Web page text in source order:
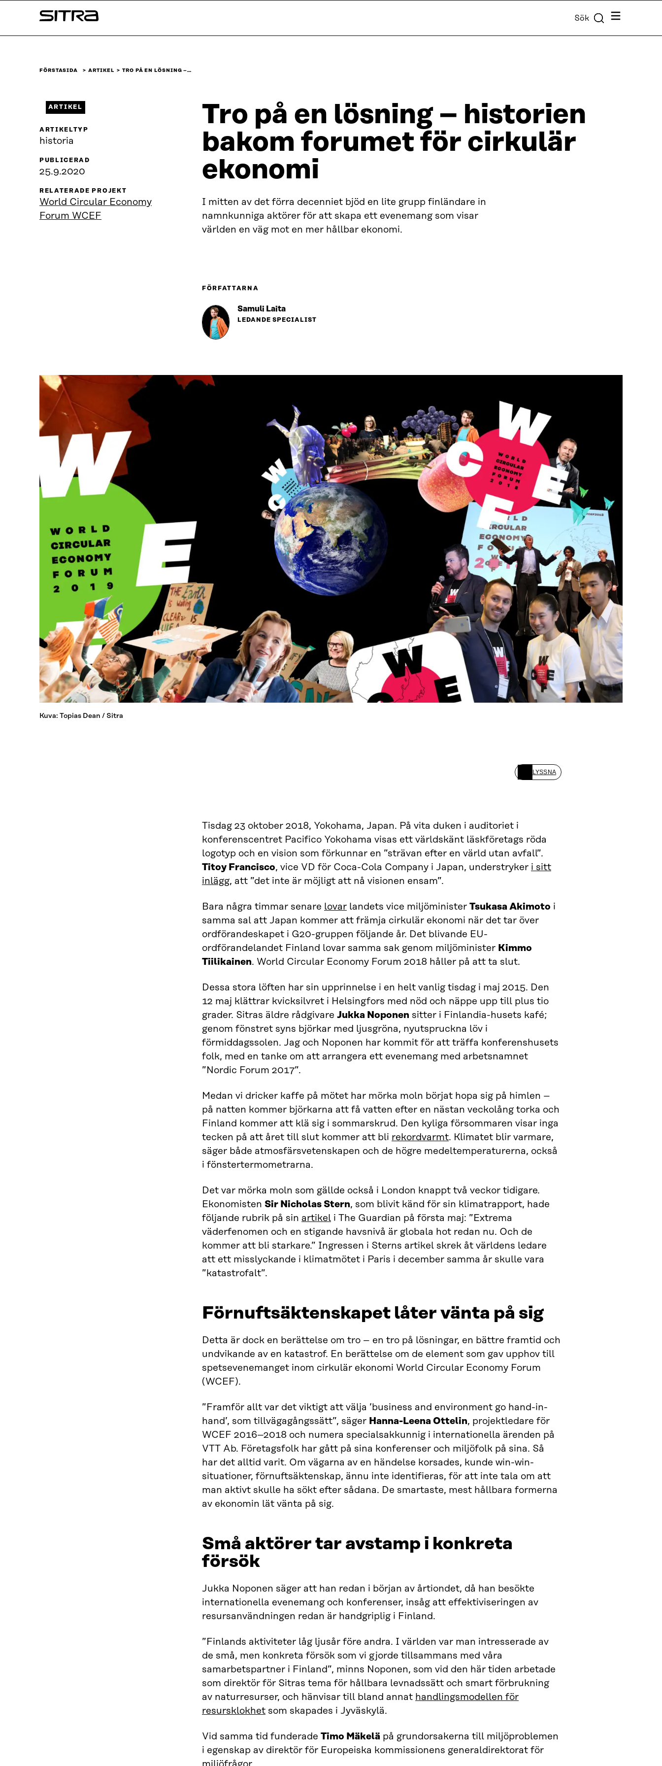
↓
Sitra Sök Meny
FÖRSTASIDA ARTIKEL TRO PÅ EN LÖSNING –…
Tro på en lösning – historien
bakom forumet för cirkulär
ekonomi
I mitten av det förra decenniet bjöd en lite grupp finländare in
namnkunniga aktörer för att skapa ett evenemang som visar
världen en väg mot en mer hållbar ekonomi.
ARTIKEL
ARTIKELTYP
historia
PUBLICERAD
25.9.2020
RELATERADE PROJEKT
World Circular Economy
Forum WCEF
FÖRFATTARNA
Samuli Laita
LEDANDE SPECIALIST
Kuva: Topias Dean / Sitra
LYSSNA
Tisdag 23 oktober 2018, Yokohama, Japan. På vita duken i auditoriet i
konferenscentret Pacifico Yokohama visas ett världskänt läskföretags röda
logotyp och en vision som förkunnar en ”strävan efter en värld utan avfall”.
Titoy Francisco, vice VD för Coca-Cola Company i Japan, understryker i sitt
inlägg, att ”det inte är möjligt att nå visionen ensam”.
Bara några timmar senare lovar landets vice miljöminister Tsukasa Akimoto i
samma sal att Japan kommer att främja cirkulär ekonomi när det tar över
ordförandeskapet i G20-gruppen följande år. Det blivande EU-
ordförandelandet Finland lovar samma sak genom miljöminister Kimmo
Tiilikainen. World Circular Economy Forum 2018 håller på att ta slut.
Dessa stora löften har sin upprinnelse i en helt vanlig tisdag i maj 2015. Den
12 maj klättrar kvicksilvret i Helsingfors med nöd och näppe upp till plus tio
grader. Sitras äldre rådgivare Jukka Noponen sitter i Finlandia-husets kafé;
genom fönstret syns björkar med ljusgröna, nyutspruckna löv i
förmiddagssolen. Jag och Noponen har kommit för att träffa konferenshusets
folk, med en tanke om att arrangera ett evenemang med arbetsnamnet
”Nordic Forum 2017”.
Medan vi dricker kaffe på mötet har mörka moln börjat hopa sig på himlen –
på natten kommer björkarna att få vatten efter en nästan veckolång torka och
Finland kommer att klä sig i sommarskrud. Den kyliga försommaren visar inga
tecken på att året till slut kommer att bli rekordvarmt. Klimatet blir varmare,
säger både atmosfärsvetenskapen och de högre medeltemperaturerna, också
i fönstertermometrarna.
Det var mörka moln som gällde också i London knappt två veckor tidigare.
Ekonomisten Sir Nicholas Stern, som blivit känd för sin klimatrapport, hade
följande rubrik på sin artikel i The Guardian på första maj: ”Extrema
väderfenomen och en stigande havsnivå är globala hot redan nu. Och de
kommer att bli starkare.” Ingressen i Sterns artikel skrek åt världens ledare
att ett misslyckande i klimatmötet i Paris i december samma år skulle vara
”katastrofalt”.
Förnuftsäktenskapet låter vänta på sig
Detta är dock en berättelse om tro – en tro på lösningar, en bättre framtid och
undvikande av en katastrof. En berättelse om de element som gav upphov till
spetsevenemanget inom cirkulär ekonomi World Circular Economy Forum
(WCEF).
”Framför allt var det viktigt att välja ’business and environment go hand-in-
hand’, som tillvägagångssätt”, säger Hanna-Leena Ottelin, projektledare för
WCEF 2016–2018 och numera specialsakkunnig i internationella ärenden på
VTT Ab. Företagsfolk har gått på sina konferenser och miljöfolk på sina. Så
har det alltid varit. Om vägarna av en händelse korsades, kunde win-win-
situationer, förnuftsäktenskap, ännu inte identifieras, för att inte tala om att
man aktivt skulle ha sökt efter sådana. De smartaste, mest hållbara formerna
av ekonomin lät vänta på sig.
Små aktörer tar avstamp i konkreta
försök
Jukka Noponen säger att han redan i början av årtiondet, då han besökte
internationella evenemang och konferenser, insåg att effektiviseringen av
resursanvändningen redan är handgriplig i Finland.
”Finlands aktiviteter låg ljusår före andra. I världen var man intresserade av
de små, men konkreta försök som vi gjorde tillsammans med våra
samarbetspartner i Finland”, minns Noponen, som vid den här tiden arbetade
som direktör för Sitras tema för hållbara levnadssätt och smart förbrukning
av naturresurser, och hänvisar till bland annat handlingsmodellen för
resursklokhet som skapades i Jyväskylä.
Vid samma tid funderade Timo Mäkelä på grundorsakerna till miljöproblemen
i egenskap av direktör för Europeiska kommissionens generaldirektorat för